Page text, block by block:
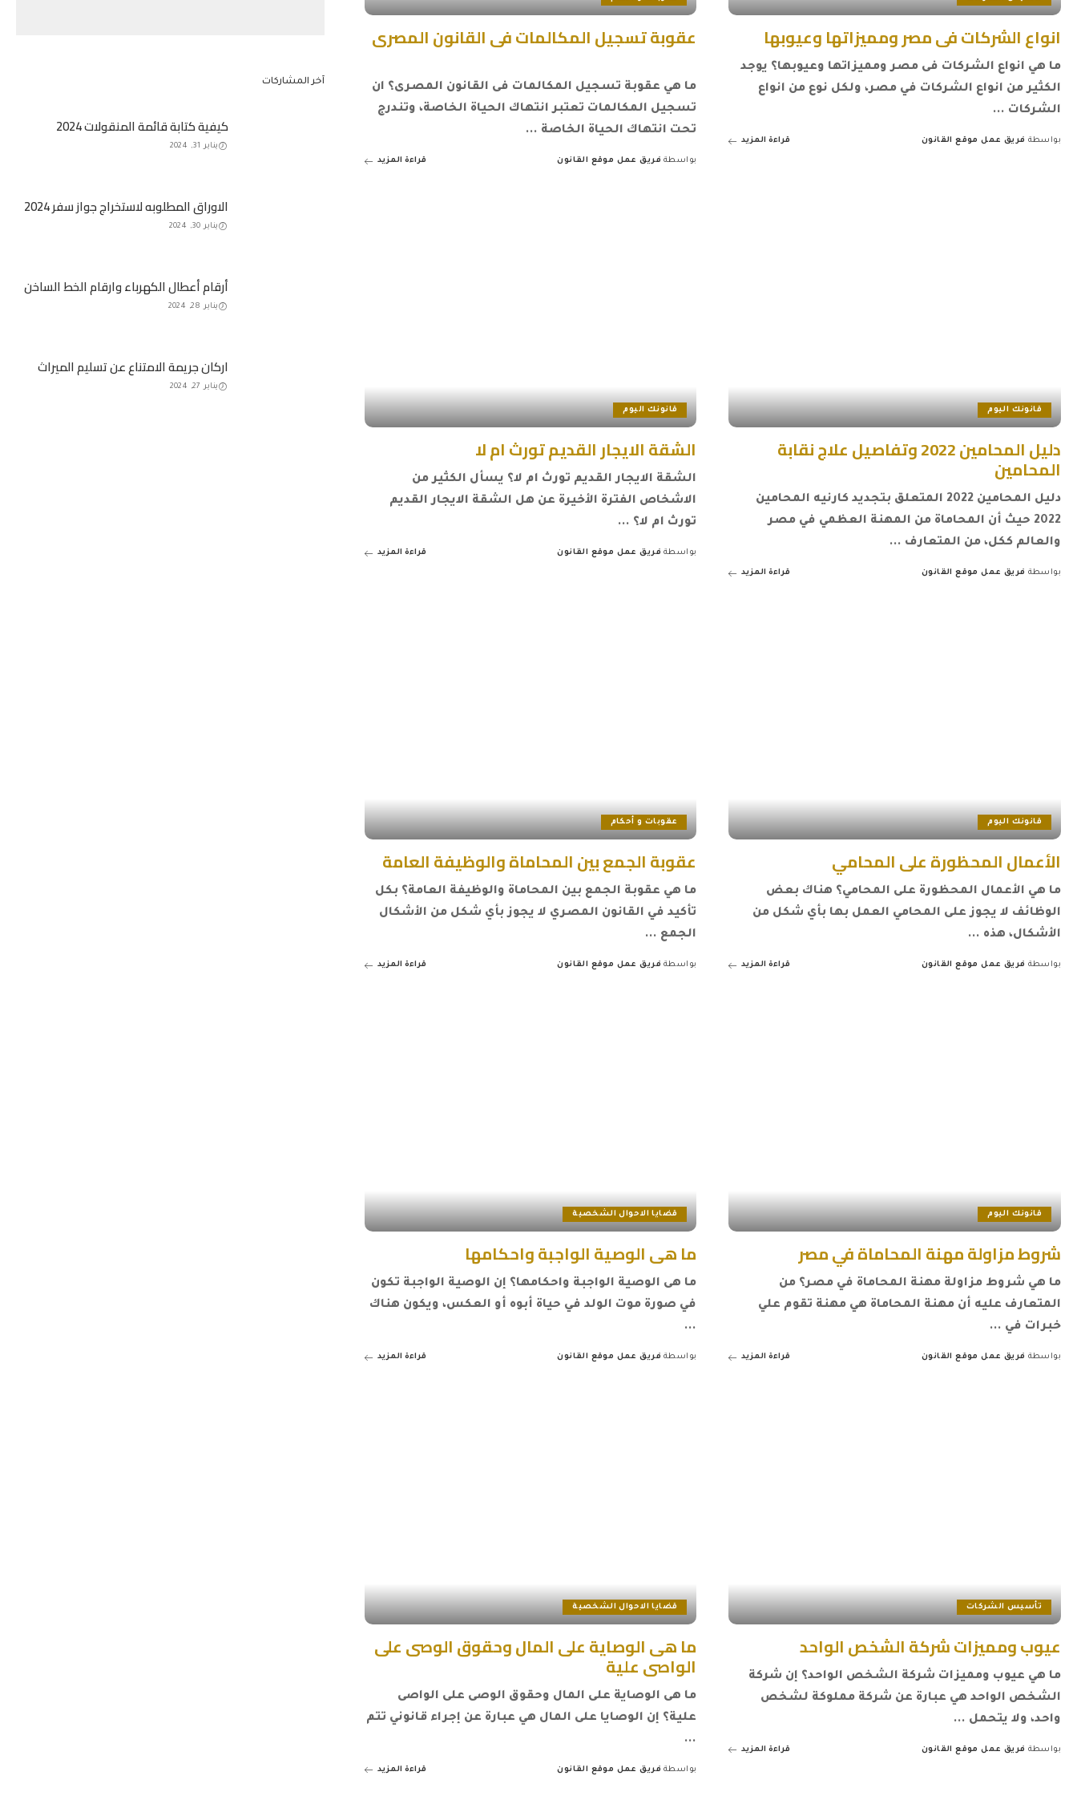
انواع الشركات فى مصر ومميزاتها وعيوبها
ما هي انواع الشركات فى مصر ومميزاتها وعيوبها؟ يوجد
الكثير من انواع الشركات في مصر، ولكل نوع من انواع
الشركات ...
بواسطة فريق عمل موقع القانون قراءة المزيد
عقوبة تسجيل المكالمات فى القانون المصرى
ما هي عقوبة تسجيل المكالمات فى القانون المصرى؟ ان
تسجيل المكالمات تعتبر انتهاك الحياة الخاصة، وتندرج
تحت انتهاك الحياة الخاصة ...
بواسطة فريق عمل موقع القانون قراءة المزيد
قانونك اليوم
دليل المحامين 2022 وتفاصيل علاج نقابة
المحامين
دليل المحامين 2022 المتعلق بتجديد كارنيه المحامين
2022 حيث أن المحاماة من المهنة العظمي في مصر
والعالم ككل، من المتعارف ...
بواسطة فريق عمل موقع القانون قراءة المزيد
قانونك اليوم
الشقة الايجار القديم تورث ام لا
الشقة الايجار القديم تورث ام لا؟ يسأل الكثير من
الاشخاص الفترة الأخيرة عن هل الشقة الايجار القديم
تورث ام لا؟ ...
بواسطة فريق عمل موقع القانون قراءة المزيد
قانونك اليوم
الأعمال المحظورة على المحامي
ما هي الأعمال المحظورة على المحامي؟ هناك بعض
الوظائف لا يجوز على المحامي العمل بها بأي شكل من
الأشكال، هذه ...
بواسطة فريق عمل موقع القانون قراءة المزيد
عقوبات و أحكام
عقوبة الجمع بين المحاماة والوظيفة العامة
ما هي عقوبة الجمع بين المحاماة والوظيفة العامة؟ بكل
تأكيد في القانون المصري لا يجوز بأي شكل من الأشكال
الجمع ...
بواسطة فريق عمل موقع القانون قراءة المزيد
قانونك اليوم
شروط مزاولة مهنة المحاماة في مصر
ما هي شروط مزاولة مهنة المحاماة في مصر؟ من
المتعارف عليه أن مهنة المحاماة هي مهنة تقوم علي
خبرات في ...
بواسطة فريق عمل موقع القانون قراءة المزيد
قضايا الاحوال الشخصية
ما هى الوصية الواجبة واحكامها
ما هى الوصية الواجبة واحكامها؟ إن الوصية الواجبة تكون
في صورة موت الولد في حياة أبوه أو العكس، ويكون هناك
...
بواسطة فريق عمل موقع القانون قراءة المزيد
تأسيس الشركات
عيوب ومميزات شركة الشخص الواحد
ما هي عيوب ومميزات شركة الشخص الواحد؟ إن شركة
الشخص الواحد هي عبارة عن شركة مملوكة لشخص
واحد، ولا يتحمل ...
Posted
بواسطة فريق عمل موقع القانون قراءة المزيد
قضايا الاحوال الشخصية
ما هى الوصاية على المال وحقوق الوصى على
الواصى علية
ما هى الوصاية على المال وحقوق الوصى على الواصى
علية؟ إن الوصايا على المال هي عبارة عن إجراء قانوني تتم
...
Posted
بواسطة فريق عمل موقع القانون قراءة المزيد
آخر المشاركات
كيفية كتابة قائمة المنقولات 2024
يناير 31, 2024
الاوراق المطلوبه لاستخراج جواز سفر 2024
يناير 30, 2024
أرقام أعطال الكهرباء وارقام الخط الساخن
يناير 28, 2024
اركان جريمة الامتناع عن تسليم الميراث
يناير 27, 2024